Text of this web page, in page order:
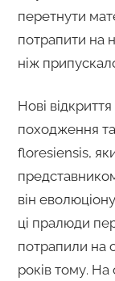
перетнути
потрапити на
ніж
Нові
походження
floresiensis,
він
ці пралюди
потрапили на
років тому. На